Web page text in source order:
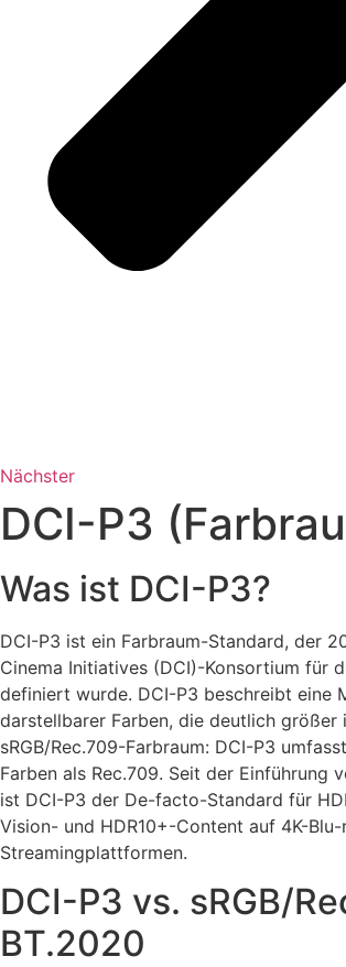
Nächster
DCI-P3
Was ist DCI-P3?
DCI-P3 ist ein Farbraum-Standard, der
Cinema Initiatives (DCI)-Konsortium für
definiert wurde. DCI-P3 beschreibt eine
darstellbarer Farben, die deutlich größer
sRGB/Rec.709-Farbraum: DCI-P3
Farben als Rec.709. Seit der Einführung
ist DCI-P3 der De-facto-Standard für
Vision- und HDR10+-Content auf 4K-Blu-
Streamingplattformen.
DCI-P3 vs. sRGB/
BT.2020